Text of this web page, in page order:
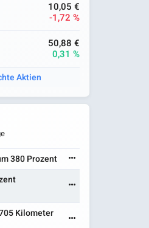
10,05 €
-1,72 %
50,88 €
0,31 %
Aktien
380 Prozent
Kilometer